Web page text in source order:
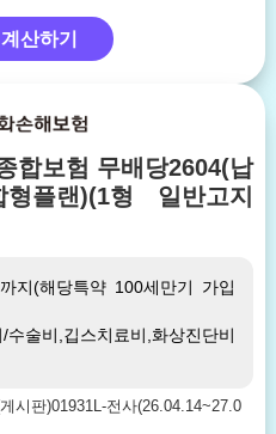
산하기
합보험 무배당2604(납
형플랜)(1형 일반고지
지(해당특약 100세만기 가입
술비,깁스치료비,화상진단비
시판)01931L-전사(26.04.14~27.0